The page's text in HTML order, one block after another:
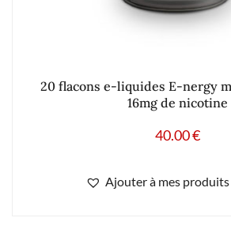
20 flacons e-liquides E-nergy
16mg de nicotine
40.00€
Ajouter à mes